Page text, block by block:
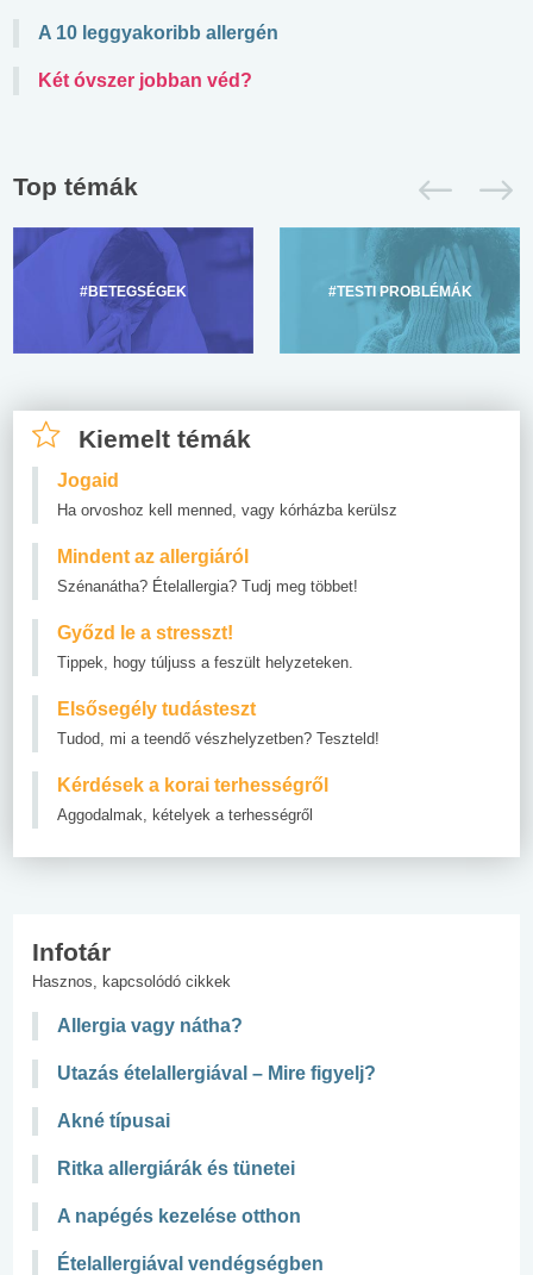
A 10 leggyakoribb allergén
Két óvszer jobban véd?
Top témák
#BETEGSÉGEK #TESTI PROBLÉMÁK
Kiemelt témák
Jogaid
Ha orvoshoz kell menned, vagy kórházba kerülsz
Mindent az allergiáról
Szénanátha? Ételallergia? Tudj meg többet!
Győzd le a stresszt!
Tippek, hogy túljuss a feszült helyzeteken.
Elsősegély tudásteszt
Tudod, mi a teendő vészhelyzetben? Teszteld!
Kérdések a korai terhességről
Aggodalmak, kételyek a terhességről
Infotár
Hasznos, kapcsolódó cikkek
Allergia vagy nátha?
Utazás ételallergiával – Mire figyelj?
Akné típusai
Ritka allergiárák és tünetei
A napégés kezelése otthon
Ételallergiával vendégségben